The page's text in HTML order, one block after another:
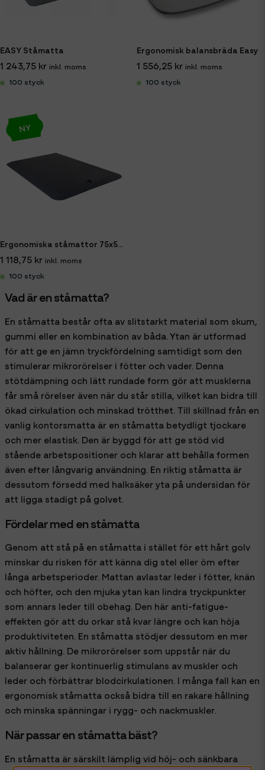
EASY Ståmatta
1 243,75 kr
100 styck
Ergonomisk balansbräda Easy
1 556,25 kr
100 styck
Ergonomiska ståmattor 75x50 cm
1 118,75 kr
100 styck
NY
Vad är en ståmatta?
En ståmatta består ofta av slitstarkt material som skum,
gummi eller en kombination av båda. Ytan är utformad
för att ge en jämn tryckfördelning samtidigt som den
stimulerar mikrorörelser i fötter och vader. Denna
stötdämpning och lätt rundade form gör att musklerna
får små rörelser även när du står stilla, vilket kan bidra till
ökad cirkulation och minskad trötthet. Till skillnad från en
vanlig kontorsmatta är en ståmatta betydligt tjockare
och mer elastisk. Den är byggd för att ge stöd vid
stående arbetspositioner och klarar att behålla formen
även efter långvarig användning. En riktig ståmatta är
dessutom försedd med halksäker yta på undersidan för
att ligga stadigt på golvet.
Fördelar med en ståmatta
Genom att stå på en ståmatta i stället för ett hårt golv
minskar du risken för att känna dig stel eller öm efter
långa arbetsperioder. Mattan avlastar leder i fötter, knän
och höfter, och den mjuka ytan kan lindra tryckpunkter
som annars leder till obehag. Den här anti-fatigue-
effekten gör att du orkar stå kvar längre och kan höja
produktiviteten. En ståmatta stödjer dessutom en mer
aktiv hållning. De mikrorörelser som uppstår när du
balanserar ger kontinuerlig stimulans av muskler och
leder och förbättrar blodcirkulationen. I många fall kan en
ergonomisk ståmatta också bidra till en rakare hållning
och minska spänningar i rygg- och nackmuskler.
När passar en ståmatta bäst?
En ståmatta är särskilt lämplig vid höj- och sänkbara